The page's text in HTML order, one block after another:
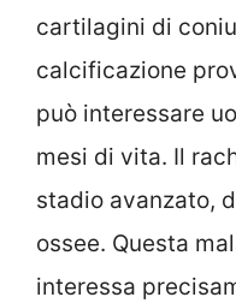
cartilagini di
calcificazione
può interessare
mesi di vita. Il
stadio avanzato,
ossee. Questa
interessa